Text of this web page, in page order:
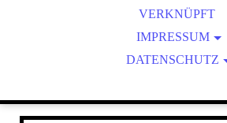
IM JAHR 2022
2024
2023
2022
VERKNÜPFT
IMPRESSUM
RECHT AM BILD
DATENSCHUTZ